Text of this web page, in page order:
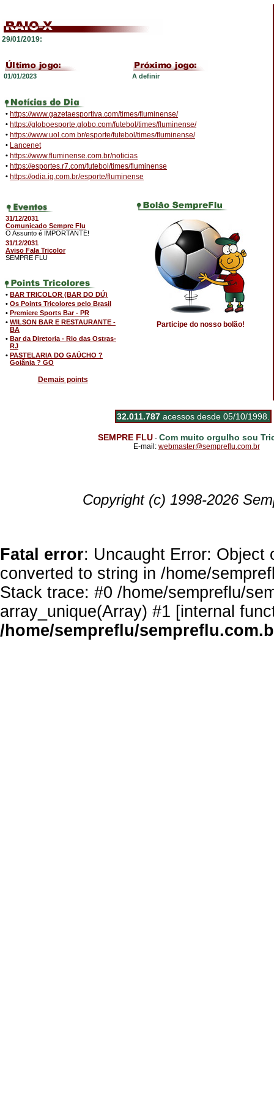
29/01/2019:
01/01/2023 A definir
• https://www.gazetaesportiva.com/times/fluminense/
• https://globoesporte.globo.com/futebol/times/fluminense/
• https://www.uol.com.br/esporte/futebol/times/fluminense/
• Lancenet
• https://www.fluminense.com.br/noticias
• https://esportes.r7.com/futebol/times/fluminense
• https://odia.ig.com.br/esporte/fluminense
31/12/2031
Comunicado Sempre Flu
O Assunto é IMPORTANTE!
31/12/2031
Aviso Fala Tricolor
SEMPRE FLU
• BAR TRICOLOR (BAR DO DÚ)
• Os Points Tricolores pelo Brasil
• Premiere Sports Bar - PR
• WILSON BAR E RESTAURANTE -
BA
• Bar da Diretoria - Rio das Ostras-
RJ
• PASTELARIA DO GAÚCHO ?
Goiânia ? GO
Demais points
Participe do nosso bolão!
32.011.787acessos desde 05/10/1998.
SEMPRE FLU- Com muito orgulho sou
E-mail: webmaster@sempreflu.com.br
Copyright (c) 1998-2026
Fatal error: Uncaught Error: Object
converted to string in /home/
Stack trace: #0 /home/sempreflu/
array_unique(Array) #1 [internal
/home/sempreflu/